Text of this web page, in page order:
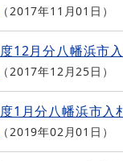
2017年11月01日
12月分八幡浜市
2017年12月25日
1月分八幡浜市入
2019年02月01日